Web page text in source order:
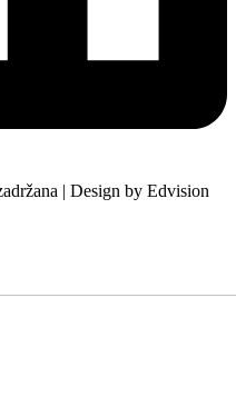
| Design by Edvision